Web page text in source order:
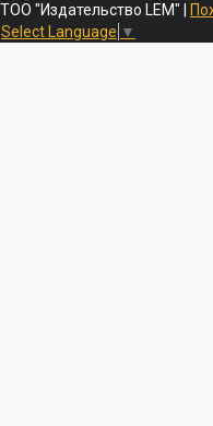
ТОО "Издательство LEM" |
Select Language ▼